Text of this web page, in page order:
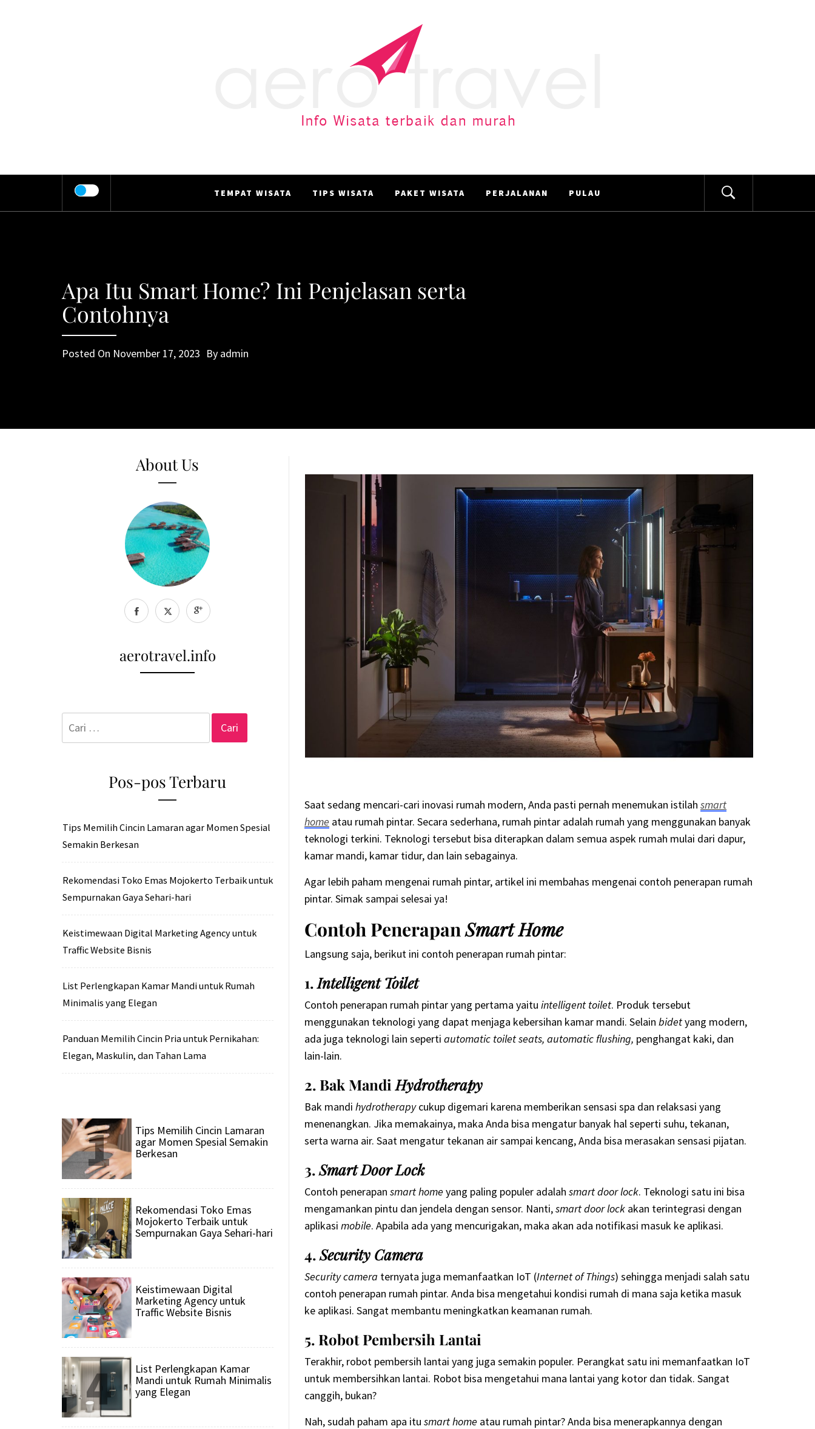
AERO TRAVEL
TEMPAT WISATA‎ TIPS WISATA PAKET WISATA PERJALANAN PULAU
Apa Itu Smart Home? Ini Penjelasan serta
Contohnya
Posted On November 17, 2023 By admin
Saat sedang mencari-cari inovasi rumah modern, Anda pasti pernah menemukan istilahsmart
home atau rumah pintar. Secara sederhana, rumah pintar adalah rumah yang menggunakan banyak
teknologi terkini. Teknologi tersebut bisa diterapkan dalam semua aspek rumah mulai dari dapur,
kamar mandi, kamar tidur, dan lain sebagainya.
Agar lebih paham mengenai rumah pintar, artikel ini membahas mengenai contoh penerapan rumah
pintar. Simak sampai selesai ya!
Contoh PenerapanSmart Home
Langsung saja, berikut ini contoh penerapan rumah pintar:
1.Intelligent Toilet
Contoh penerapan rumah pintar yang pertama yaituintelligent toilet. Produk tersebut
menggunakan teknologi yang dapat menjaga kebersihan kamar mandi. Selainbidetyang modern,
ada juga teknologi lain sepertiautomatic toilet seats, automatic flushing, penghangat kaki, dan
lain-lain.
2. Bak MandiHydrotherapy
Bak mandihydrotherapycukup digemari karena memberikan sensasi spa dan relaksasi yang
menenangkan. Jika memakainya, maka Anda bisa mengatur banyak hal seperti suhu, tekanan,
serta warna air. Saat mengatur tekanan air sampai kencang, Anda bisa merasakan sensasi pijatan.
3.Smart Door Lock
Contoh penerapansmart home yang paling populer adalahsmart door lock. Teknologi satu ini bisa
mengamankan pintu dan jendela dengan sensor. Nanti,smart door lock akan terintegrasi dengan
aplikasimobile. Apabila ada yang mencurigakan, maka akan ada notifikasi masuk ke aplikasi.
4.Security Camera
Security camera ternyata juga memanfaatkan IoT (Internet of Things) sehingga menjadi salah satu
contoh penerapan rumah pintar. Anda bisa mengetahui kondisi rumah di mana saja ketika masuk
ke aplikasi. Sangat membantu meningkatkan keamanan rumah.
5. Robot Pembersih Lantai
Terakhir, robot pembersih lantai yang juga semakin populer. Perangkat satu ini memanfaatkan IoT
untuk membersihkan lantai. Robot bisa mengetahui mana lantai yang kotor dan tidak. Sangat
canggih, bukan?
Nah, sudah paham apa itusmart home atau rumah pintar? Anda bisa menerapkannya dengan
About Us
aerotravel.info
Pos-pos Terbaru
Tips Memilih Cincin Lamaran agar Momen Spesial
Semakin Berkesan
Rekomendasi Toko Emas Mojokerto Terbaik untuk
Sempurnakan Gaya Sehari-hari
Keistimewaan Digital Marketing Agency untuk
Traffic Website Bisnis
List Perlengkapan Kamar Mandi untuk Rumah
Minimalis yang Elegan
Panduan Memilih Cincin Pria untuk Pernikahan:
Elegan, Maskulin, dan Tahan Lama
1
Tips Memilih Cincin Lamaran
agar Momen Spesial Semakin
Berkesan
2
Rekomendasi Toko Emas
Mojokerto Terbaik untuk
Sempurnakan Gaya Sehari-hari
3
Keistimewaan Digital
Marketing Agency untuk
Traffic Website Bisnis
4
List Perlengkapan Kamar
Mandi untuk Rumah Minimalis
yang Elegan